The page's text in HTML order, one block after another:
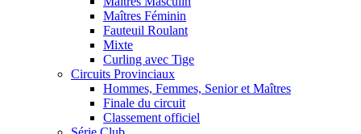
Maîtres Féminin
Fauteuil Roulant
Mixte
Curling avec Tige
Circuits Provinciaux
Hommes, Femmes, Senior et Maîtres
Finale du circuit
Classement officiel